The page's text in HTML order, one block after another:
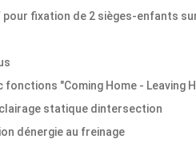
fixation de 2 sièges-enfants
"Coming Home - Leaving
statique dintersection
dénergie au freinage